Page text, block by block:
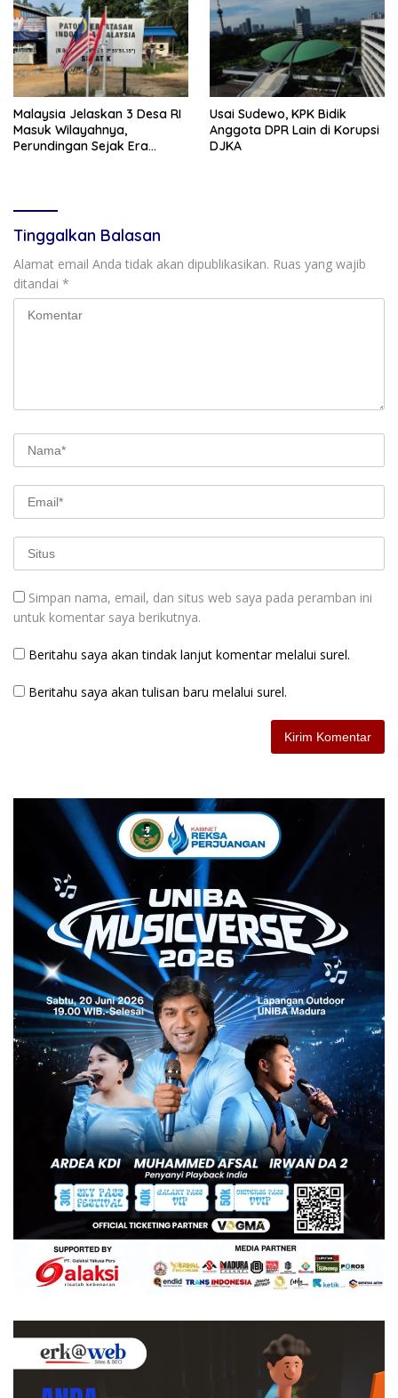
Malaysia Jelaskan 3 Desa RI
Masuk Wilayahnya,
Perundingan Sejak Era
Usai Sudewo, KPK Bidik
Anggota DPR Lain di Korupsi
DJKA
Tinggalkan Balasan
Alamat email Anda tidak akan dipublikasikan. Ruas yang wajib
ditandai *
Simpan nama, email, dan situs web saya pada peramban ini
untuk komentar saya berikutnya.
Beritahu saya akan tindak lanjut komentar melalui surel.
Beritahu saya akan tulisan baru melalui surel.